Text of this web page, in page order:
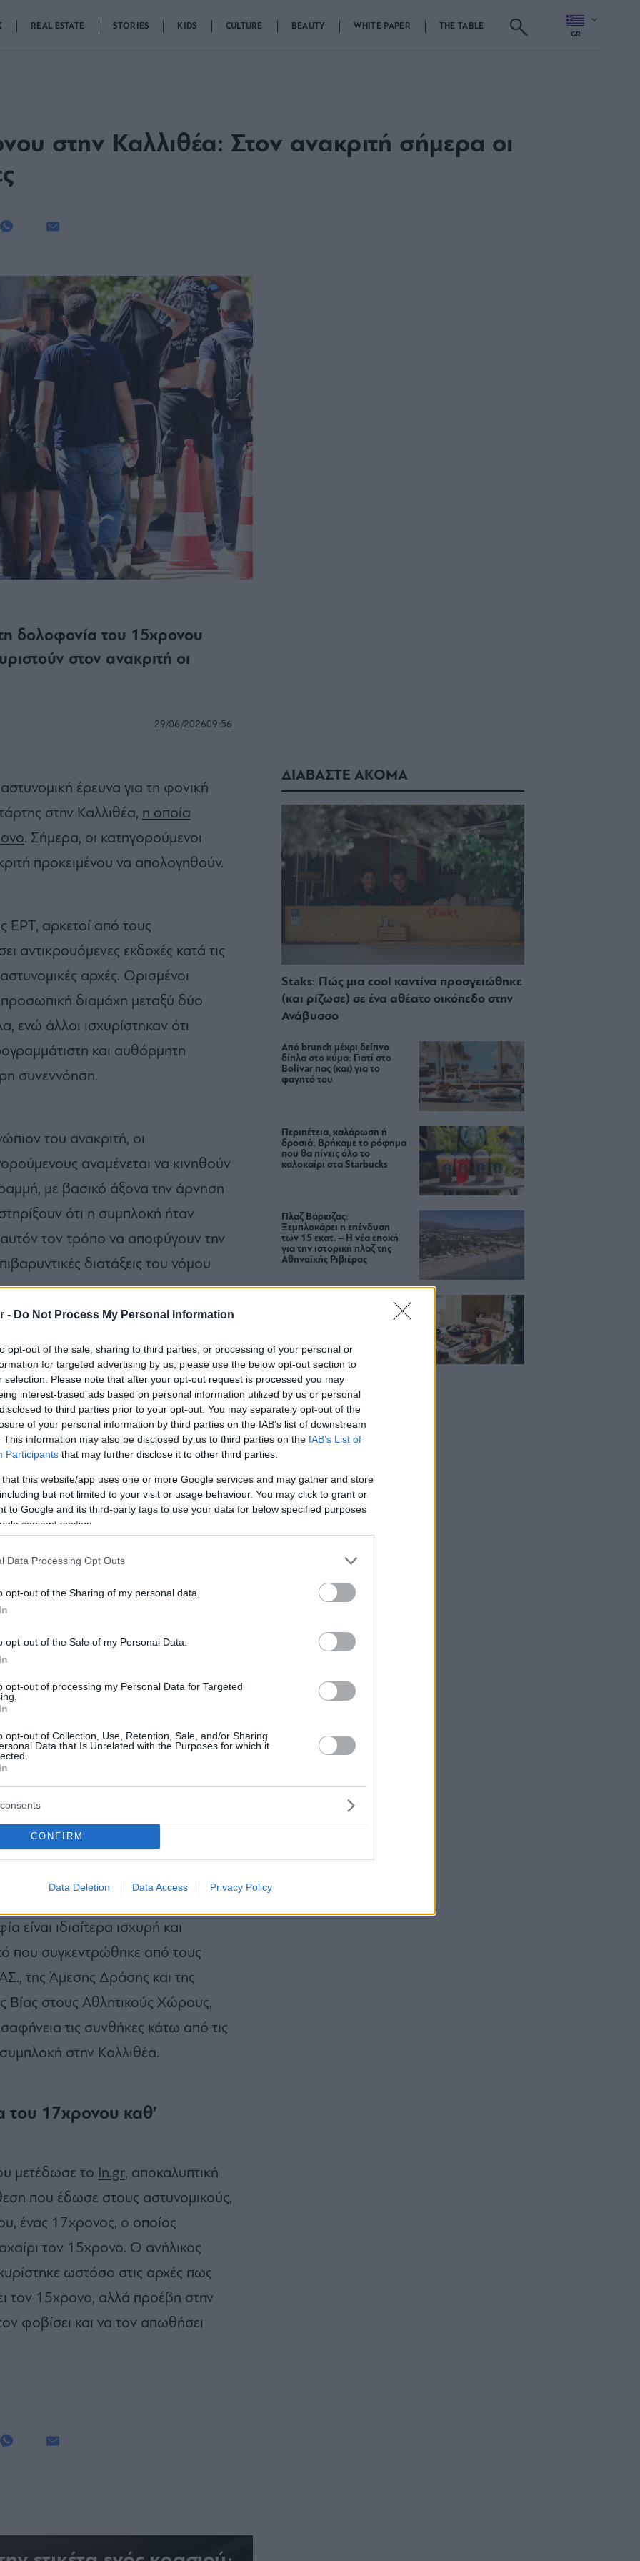
- Do Not Process My Personal Information
opt-out of the sale, sharing to third parties, or processing of your personal or
for targeted advertising by us, please use the below opt-out section to
selection. Please note that after your opt-out request is processed you may
interest-based ads based on personal information utilized by us or personal
to third parties prior to your opt-out. You may separately opt-out of the
of your personal information by third parties on the IAB’s list of downstream
This information may also be disclosed by us to third parties on the IAB’s List of
Participants that may further disclose it to other third parties.
that this website/app uses one or more Google services and may gather and store
but not limited to your visit or usage behaviour. You may click to grant or
to Google and its third-party tags to use your data for below specified purposes
consent section.
Data Processing Opt Outs
opt-out of the Sharing of my personal data.
opt-out of the Sale of my Personal Data.
opt-out of processing my Personal Data for Targeted
opt-out of Collection, Use, Retention, Sale, and/or Sharing
Data that Is Unrelated with the Purposes for which it
CONFIRM
Data Deletion Data Access Privacy Policy
REAL ESTATE STORIES KIDS CULTURE BEAUTY WHITE PAPER THE TABLE
GR
στην Καλλιθέα: Στον ανακριτή σήμερα οι
τη δολοφονία του 15χρονου
στον ανακριτή οι
29/06/202609:56
έρευνα για τη φονική
στην Καλλιθέα, η οποία
. Σήμερα, οι κατηγορούμενοι
προκειμένου να απολογηθούν.
ΕΡΤ, αρκετοί από τους
αντικρουόμενες εκδοχές κατά τις
αρχές. Ορισμένοι
διαμάχη μεταξύ δύο
ενώ άλλοι ισχυρίστηκαν ότι
και αυθόρμητη
συνεννόηση.
του ανακριτή, οι
αναμένεται να κινηθούν
με βασικό άξονα την άρνηση
ότι η συμπλοκή ήταν
τον τρόπο να αποφύγουν την
διατάξεις του νόμου
ότι δεν γνώριζαν πως
ότι δεν είχαν οργανώσει
στον θανατηφόρο
τις κινήσεις τους στον
μεγάλου αριθμού των
εξ αυτών αναμένεται να
τη σοβαρότητα της
βοήθεια στον ανήλικο.
διάρκεια της προανάκρισης, οι
τη σειρά εμφάνισης
Παράλληλα, διαπιστώθηκε ένα
προσπάθειας παραπλάνησης
τους νεαρούς φορούσαν
τις οποίες, αμέσως μετά το
ανάποδη πλευρά. Στόχος τους,
να κρύψουν τα σύμβολα των
ταυτοποίησή τους από τις
πως παρά τους ισχυρισμούς που
οι αστυνομικές
είναι ιδιαίτερα ισχυρή και
που συγκεντρώθηκε από τους
της Άμεσης Δράσης και της
Βίας στους Αθλητικούς Χώρους,
τις συνθήκες κάτω από τις
στην Καλλιθέα.
του 17χρονου καθ’
μετέδωσε το In.gr, αποκαλυπτική
που έδωσε στους αστυνομικούς,
ένας 17χρονος, ο οποίος
τον 15χρονο. Ο ανήλικος
ωστόσο στις αρχές πως
τον 15χρονο, αλλά προέβη στην
φοβίσει και να τον απωθήσει
ΔΙΑΒΑΣΤΕ ΑΚΟΜΑ
Staks: Πώς μια cool καντίνα προσγειώθηκε
(και ρίζωσε) σε ένα αθέατο οικόπεδο στην
Ανάβυσσο
Από brunch μέχρι δείπνο
δίπλα στο κύμα: Γιατί στο
Bolivar πας (και) για το
φαγητό του
Περιπέτεια, χαλάρωση ή
δροσιά; Βρήκαμε το ρόφημα
που θα πίνεις όλο το
καλοκαίρι στα Starbucks
Πλαζ Βάρκιζας:
Ξεμπλοκάρει η επένδυση
των 15 εκατ. – Η νέα εποχή
για την ιστορική πλαζ της
Αθηναϊκής Ριβιέρας
Νόστος Μεζέ: Μια σύγχρονη
όπου το κρέας μιλάει πρώτο